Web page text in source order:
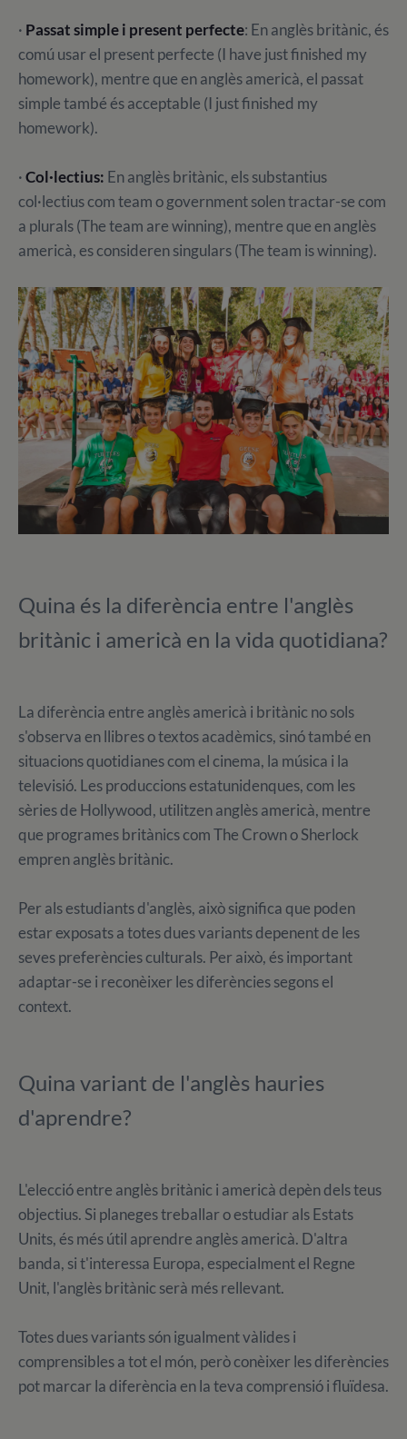
· Passat simple i present perfecte: En anglès britànic, és
comú usar el present perfecte (I have just finished my
homework), mentre que en anglès americà, el passat
simple també és acceptable (I just finished my
homework).
·Col·lectius: En anglès britànic, els substantius
col·lectius com team o government solen tractar-se com
a plurals (The team are winning), mentre que en anglès
americà, es consideren singulars (The team is winning).
Quina és la diferència entre l'anglès
britànic i americà en la vida quotidiana?
La diferència entre anglès americà i britànic no sols
s'observa en llibres o textos acadèmics, sinó també en
situacions quotidianes com el cinema, la música i la
televisió. Les produccions estatunidenques, com les
sèries de Hollywood, utilitzen anglès americà, mentre
que programes britànics com The Crown o Sherlock
empren anglès britànic.
Per als estudiants d'anglès, això significa que poden
estar exposats a totes dues variants depenent de les
seves preferències culturals. Per això, és important
adaptar-se i reconèixer les diferències segons el
context.
Quina variant de l'anglès hauries
d'aprendre?
L'elecció entre anglès britànic i americà depèn dels teus
objectius. Si planeges treballar o estudiar als Estats
Units, és més útil aprendre anglès americà. D'altra
banda, si t'interessa Europa, especialment el Regne
Unit, l'anglès britànic serà més rellevant.
Totes dues variants són igualment vàlides i
comprensibles a tot el món, però conèixer les diferències
pot marcar la diferència en la teva comprensió i fluïdesa.